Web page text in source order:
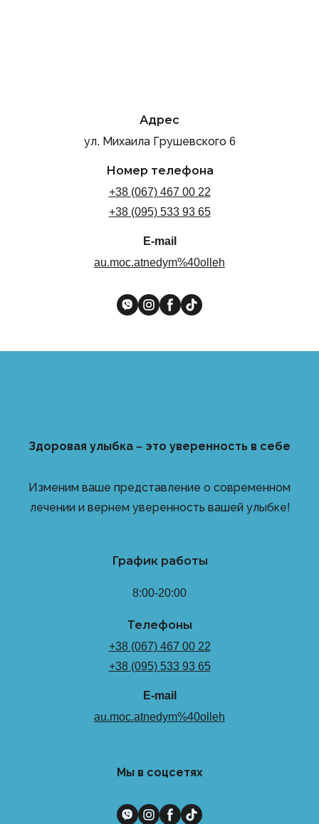
Адрес
ул. Михаила Грушевского 6
Номер телефона
+38 (067) 467 00 22
+38 (095) 533 93 65
E-mail
au.moc.atnedym%40olleh
Здоровая улыбка – это уверенность в себе
Изменим ваше представление о современном
лечении и вернем уверенность вашей улыбке!
График работы
8:00-20:00
Телефоны
+38 (067) 467 00 22
+38 (095) 533 93 65
E-mail
au.moc.atnedym%40olleh
Мы в соцсетях